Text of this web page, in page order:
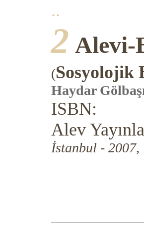
..
2 Alevi-
(Sosyolojik
Haydar
ISBN:
Alev
İstanbul - 2007,